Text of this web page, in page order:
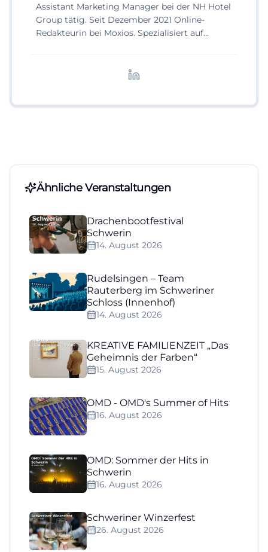
Assistant Marketing Manager bei der NH Hotel
Group tätig. Seit Dezember 2021 Online-
Redakteurin bei Moxios. Spezialisiert auf
Ähnliche Veranstaltungen
Drachenbootfestival
Schwerin
14. August 2026
Rudelsingen – Team
Rauterberg im Schweriner
Schloss (Innenhof)
14. August 2026
KREATIVE FAMILIENZEIT „Das
Geheimnis der Farben“
15. August 2026
OMD - OMD's Summer of Hits
16. August 2026
OMD: Sommer der Hits in
Schwerin
16. August 2026
Schweriner Winzerfest
26. August 2026